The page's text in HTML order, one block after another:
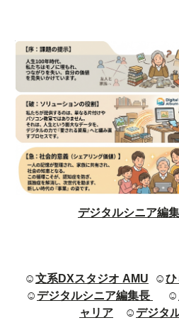
デジタルシニア編
☺文系DXスタジオ AMU ☺ひ
☺ デジタルシニア編集長 ☺
ャリア
☺ デジタ